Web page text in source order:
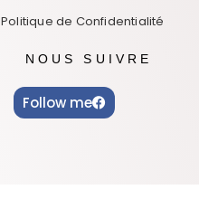
Politique de Confidentialité
NOUS SUIVRE
Follow me